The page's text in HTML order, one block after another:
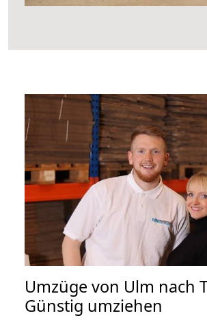
Umzüge von Ulm nach
Günstig umziehen